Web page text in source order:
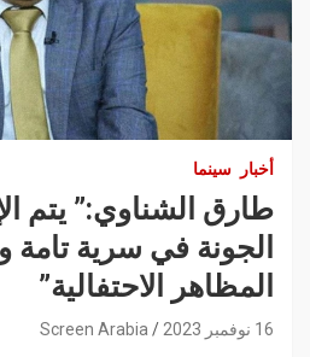
أخبار سينما
طارق الشناوي:” يتم
الجونة في سرية
المظاهر الاحتفالية”
16 نوفمبر 2023 Screen Arabia